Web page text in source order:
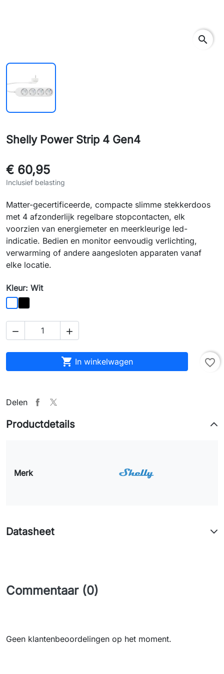
search
Shelly Power Strip 4 Gen4
€ 60,95
Inclusief belasting
Matter-gecertificeerde, compacte slimme stekkerdoos
met 4 afzonderlijk regelbare stopcontacten, elk
voorzien van energiemeter en meerkleurige led-
indicatie. Bedien en monitor eenvoudig verlichting,
verwarming of andere aangesloten apparaten vanaf
elke locatie.
Kleur: Wit
WitZwart
 
 In winkelwagen favorite_border
Delen
Productdetails
Merk
Datasheet
Commentaar (0)
Geen klantenbeoordelingen op het moment.